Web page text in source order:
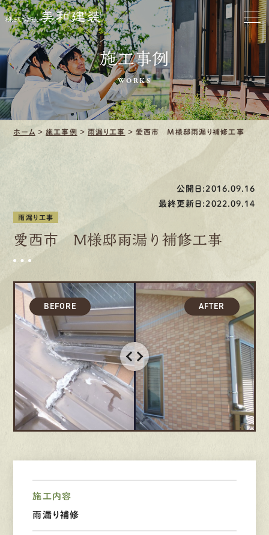
ホーム
お家をきれいに
会社をきれいに
クリーニング
施工事例
募集要項
先輩インタビュー
エントリー
有資格者が、 無料建 物診断いたします!!
0120-44-2605
営業時間 8:00−18:00 ｜
施工事例
WORKS
ホーム >施工事例 >雨漏り工事 > 愛西市 Ｍ様邸雨漏り補修工事
公開日:2016.09.16
最終更新日:2022.09.14
雨漏り工事
愛西市 Ｍ様邸雨漏り補修工事
施工内容
雨漏り補修